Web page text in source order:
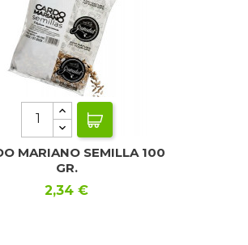
MARIANO SEMILLA 100
GR.
Precio
2,34 €